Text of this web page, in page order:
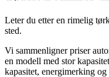
Leter du etter en rimelig
sted.
Vi sammenligner priser
en modell med stor
kapasitet, energimerking